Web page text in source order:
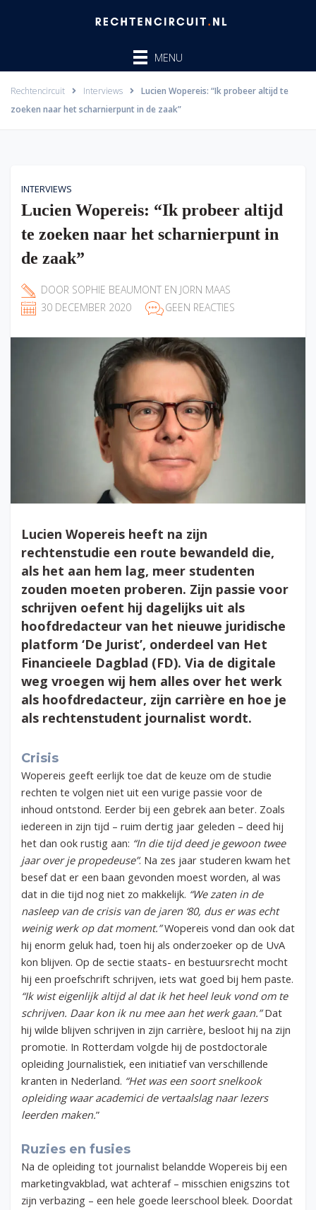
MENU
Rechtencircuit Interviews
Lucien Wopereis: “Ik probeer altijd te
zoeken naar het scharnierpunt in de zaak”
INTERVIEWS
Lucien Wopereis: “Ik probeer altijd
te zoeken naar het scharnierpunt in
de zaak”
DOOR SOPHIE BEAUMONT EN JORN MAAS
30 DECEMBER 2020
GEEN REACTIES
Lucien Wopereis heeft na zijn
rechtenstudie een route bewandeld die,
als het aan hem lag, meer studenten
zouden moeten proberen. Zijn passie voor
schrijven oefent hij dagelijks uit als
hoofdredacteur van het nieuwe juridische
platform ‘De Jurist’, onderdeel van Het
Financieele Dagblad (FD). Via de digitale
weg vroegen wij hem alles over het werk
als hoofdredacteur, zijn carrière en hoe je
als rechtenstudent journalist wordt.
Crisis
Wopereis geeft eerlijk toe dat de keuze om de studie
rechten te volgen niet uit een vurige passie voor de
inhoud ontstond. Eerder bij een gebrek aan beter. Zoals
iedereen in zijn tijd – ruim dertig jaar geleden – deed hij
het dan ook rustig aan: “In die tijd deed je gewoon twee
jaar over je propedeuse”. Na zes jaar studeren kwam het
besef dat er een baan gevonden moest worden, al was
dat in die tijd nog niet zo makkelijk. “We zaten in de
nasleep van de crisis van de jaren ‘80, dus er was echt
weinig werk op dat moment.”Wopereis vond dan ook dat
hij enorm geluk had, toen hij als onderzoeker op de UvA
kon blijven. Op de sectie staats- en bestuursrecht mocht
hij een proefschrift schrijven, iets wat goed bij hem paste.
“Ik wist eigenlijk altijd al dat ik het heel leuk vond om te
schrijven. Daar kon ik nu mee aan het werk gaan.”Dat
hij wilde blijven schrijven in zijn carrière, besloot hij na zijn
promotie. In Rotterdam volgde hij de postdoctorale
opleiding Journalistiek, een initiatief van verschillende
kranten in Nederland. “Het was een soort snelkook
opleiding waar academici de vertaalslag naar lezers
leerden maken.”
Ruzies en fusies
Na de opleiding tot journalist belandde Wopereis bij een
marketingvakblad, wat achteraf – misschien enigszins tot
zijn verbazing – een hele goede leerschool bleek. Doordat